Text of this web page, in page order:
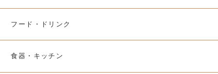
フード・ドリンク
食器・キッチン